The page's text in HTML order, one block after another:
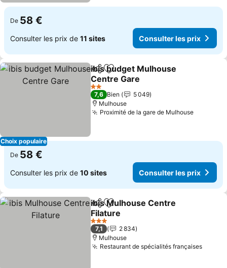
De 58 €
Consulter les prix de 11 sites Consulter les prix
Choix populaire
PartagerAjouter à mes favoris
ibis budget Mulhouse
Centre Gare
Consulter les prix
2 Étoiles
7,6 Bien
5 049
Mulhouse
Proximité de la gare de Mulhouse
De 58 €
Consulter les prix de 10 sites Consulter les prix
PartagerAjouter à mes favoris
ibis Mulhouse Centre
Filature
Consulter les prix
3 Étoiles
7,1
2 834
Mulhouse
Restaurant de spécialités françaises